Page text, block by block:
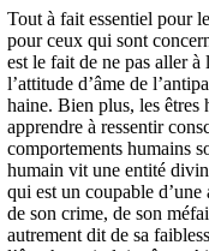
Tout à fait essentiel pour
pour ceux qui sont
est le fait de ne pas aller
l’attitude d’âme de
haine. Bien plus, les êtres
apprendre à ressentir
comportements humains
humain vit une entité
qui est un coupable d’une
de son crime, de son
autrement dit de sa